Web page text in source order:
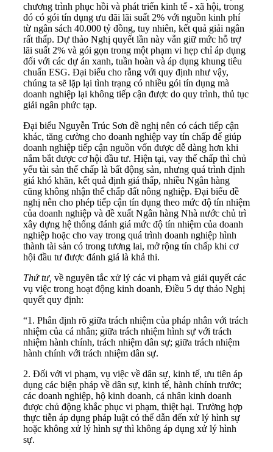
chương trình phục hồi và phát triển kinh tế - xã hội, trong
đó có gói tín dụng ưu đãi lãi suất 2% với nguồn kinh phí
từ ngân sách 40.000 tỷ đồng, tuy nhiên, kết quả giải ngân
rất thấp. Dự thảo Nghị quyết lần này vẫn giữ mức hỗ trợ
lãi suất 2% và gói gọn trong một phạm vi hẹp chỉ áp dụng
đối với các dự án xanh, tuần hoàn và áp dụng khung tiêu
chuẩn ESG. Đại biểu cho rằng với quy định như vậy,
chúng ta sẽ lặp lại tình trạng có nhiều gói tín dụng mà
doanh nghiệp lại không tiếp cận được do quy trình, thủ tục
giải ngân phức tạp.
Đại biểu Nguyễn Trúc Sơn đề nghị nên có cách tiếp cận
khác, tăng cường cho doanh nghiệp vay tín chấp để giúp
doanh nghiệp tiếp cận nguồn vốn được dễ dàng hơn khi
nắm bắt được cơ hội đầu tư. Hiện tại, vay thế chấp thì chủ
yếu tài sản thế chấp là bất động sản, nhưng quá trình định
giá khó khăn, kết quả định giá thấp, nhiều Ngân hàng
cũng không nhận thế chấp đất nông nghiệp. Đại biểu đề
nghị nên cho phép tiếp cận tín dụng theo mức độ tín nhiệm
của doanh nghiệp và đề xuất Ngân hàng Nhà nước chủ trì
xây dựng hệ thống đánh giá mức độ tín nhiệm của doanh
nghiệp hoặc cho vay trong quá trình doanh nghiệp hình
thành tài sản có trong tương lai, mở rộng tín chấp khi cơ
hội đầu tư được đánh giá là khả thi.
Thứ tư, về nguyên tắc xử lý các vi phạm và giải quyết các
vụ việc trong hoạt động kinh doanh, Điều 5 dự thảo Nghị
quyết quy định:
“1. Phân định rõ giữa trách nhiệm của pháp nhân với trách
nhiệm của cá nhân; giữa trách nhiệm hình sự với trách
nhiệm hành chính, trách nhiệm dân sự; giữa trách nhiệm
hành chính với trách nhiệm dân sự.
2. Đối với vi phạm, vụ việc về dân sự, kinh tế, ưu tiên áp
dụng các biện pháp về dân sự, kinh tế, hành chính trước;
các doanh nghiệp, hộ kinh doanh, cá nhân kinh doanh
được chủ động khắc phục vi phạm, thiệt hại. Trường hợp
thực tiễn áp dụng pháp luật có thể dẫn đến xử lý hình sự
hoặc không xử lý hình sự thì không áp dụng xử lý hình
sự.